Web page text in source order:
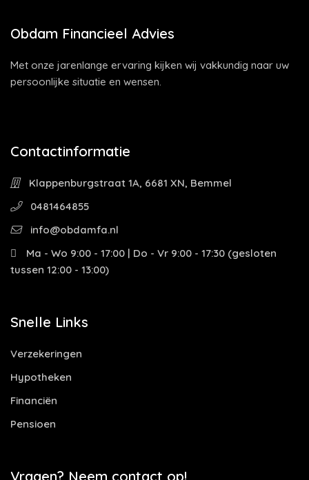
Obdam Financieel Advies
Met onze jarenlange ervaring kijken wij vakkundig naar uw
persoonlijke situatie en wensen.
Contactinformatie
Klappenburgstraat 1A, 6681 XN, Bemmel
0481464855
info@obdamfa.nl
Ma - Wo 9:00 - 17:00 | Do - Vr 9:00 - 17:30 (gesloten
tussen 12:00 - 13:00)
Snelle Links
Verzekeringen
Hypotheken
Financiën
Pensioen
Vragen? Neem contact op!